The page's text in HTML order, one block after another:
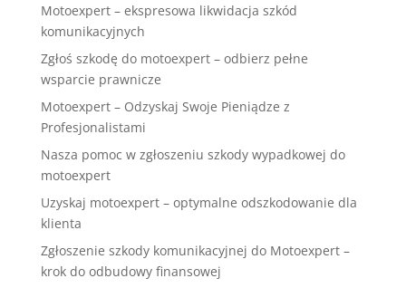
Motoexpert – ekspresowa likwidacja szkód
komunikacyjnych
Zgłoś szkodę do motoexpert – odbierz pełne
wsparcie prawnicze
Motoexpert – Odzyskaj Swoje Pieniądze z
Profesjonalistami
Nasza pomoc w zgłoszeniu szkody wypadkowej do
motoexpert
Uzyskaj motoexpert – optymalne odszkodowanie dla
klienta
Zgłoszenie szkody komunikacyjnej do Motoexpert –
krok do odbudowy finansowej